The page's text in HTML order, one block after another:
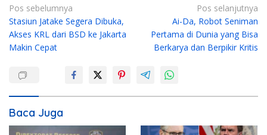
N
a
v
a
s
i
Pos sebelumnya
Stasiun Jatake Segera Dibuka,
Akses KRL dari BSD ke Jakarta
Makin Cepat
Pos selanjutnya
Ai-Da, Robot Seniman
Pertama di Dunia yang Bisa
Berkarya dan Berpikir Kritis
Baca Juga